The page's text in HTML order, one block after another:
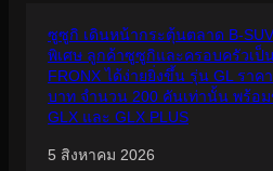
ซูซูกิ เดินหน้ากระตุ้นตลาด B-
พิเศษ ลูกค้าซูซูกิและครอบครัวเป็น
FRONX ได้ง่ายยิ่งขึ้น รุ่น GL ราค
บาท จำนวน 200 คันเท่านั้น พร้อ
GLX และ GLX PLUS
5 สิงหาคม 2026